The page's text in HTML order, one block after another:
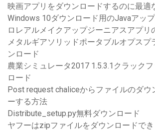
映画アプリをダウンロードするのに最適
Windows 10ダウンロード用のJavaアッ
ロレアルメイクアップジーニアスアプリ
メタルギアソリッドポータブルオプスプ
ンロード
農業シミュレータ2017 1.5.3.1クラック
ロード
Post request chaliceからファイルのダウ
ーする方法
Distribute_setup.py無料ダウンロード
ヤフーはzipファイルをダウンロードで